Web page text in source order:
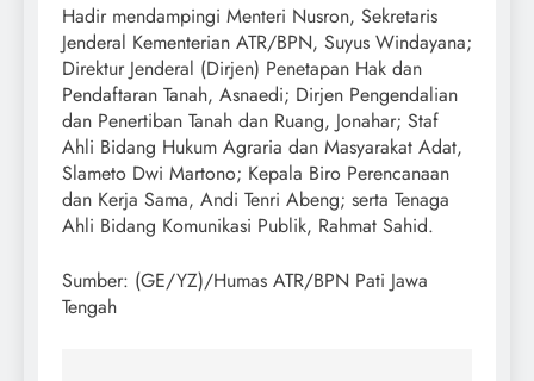
Hadir mendampingi Menteri Nusron, Sekretaris
Jenderal Kementerian ATR/BPN, Suyus Windayana;
Direktur Jenderal (Dirjen) Penetapan Hak dan
Pendaftaran Tanah, Asnaedi; Dirjen Pengendalian
dan Penertiban Tanah dan Ruang, Jonahar; Staf
Ahli Bidang Hukum Agraria dan Masyarakat Adat,
Slameto Dwi Martono; Kepala Biro Perencanaan
dan Kerja Sama, Andi Tenri Abeng; serta Tenaga
Ahli Bidang Komunikasi Publik, Rahmat Sahid.
Sumber: (GE/YZ)/Humas ATR/BPN Pati Jawa
Tengah